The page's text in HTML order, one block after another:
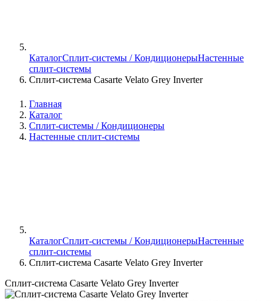
КаталогСплит-системы / КондиционерыНастенные
сплит-системы
Сплит-система Casarte Velato Grey Inverter
Главная
Каталог
Сплит-системы / Кондиционеры
Настенные сплит-системы
КаталогСплит-системы / КондиционерыНастенные
сплит-системы
Сплит-система Casarte Velato Grey Inverter
Сплит-система Casarte Velato Grey Inverter